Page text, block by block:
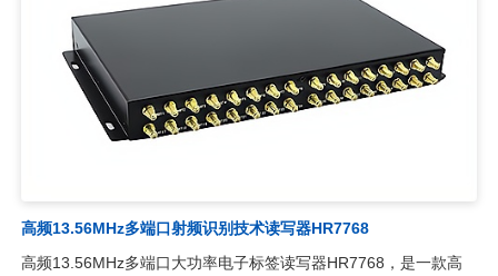
高频13.56MHz多端口射频识别技术读写器HR7768
高频13.56MHz多端口大功率电子标签读写器HR7768，是一款高